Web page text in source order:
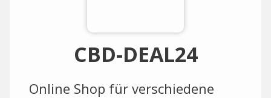
CBD-DEAL24
Online Shop für verschiedene